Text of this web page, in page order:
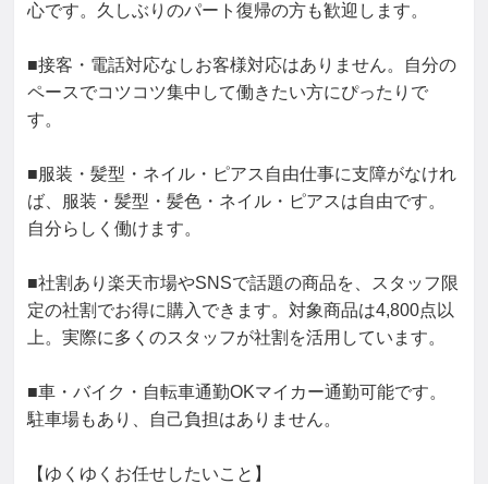
心です。久しぶりのパート復帰の方も歓迎します。
■接客・電話対応なしお客様対応はありません。自分の
ペースでコツコツ集中して働きたい方にぴったりで
す。
■服装・髪型・ネイル・ピアス自由仕事に支障がなけれ
ば、服装・髪型・髪色・ネイル・ピアスは自由です。
自分らしく働けます。
■社割あり楽天市場やSNSで話題の商品を、スタッフ限
定の社割でお得に購入できます。対象商品は4,800点以
上。実際に多くのスタッフが社割を活用しています。
■車・バイク・自転車通勤OKマイカー通勤可能です。
駐車場もあり、自己負担はありません。
【ゆくゆくお任せしたいこと】